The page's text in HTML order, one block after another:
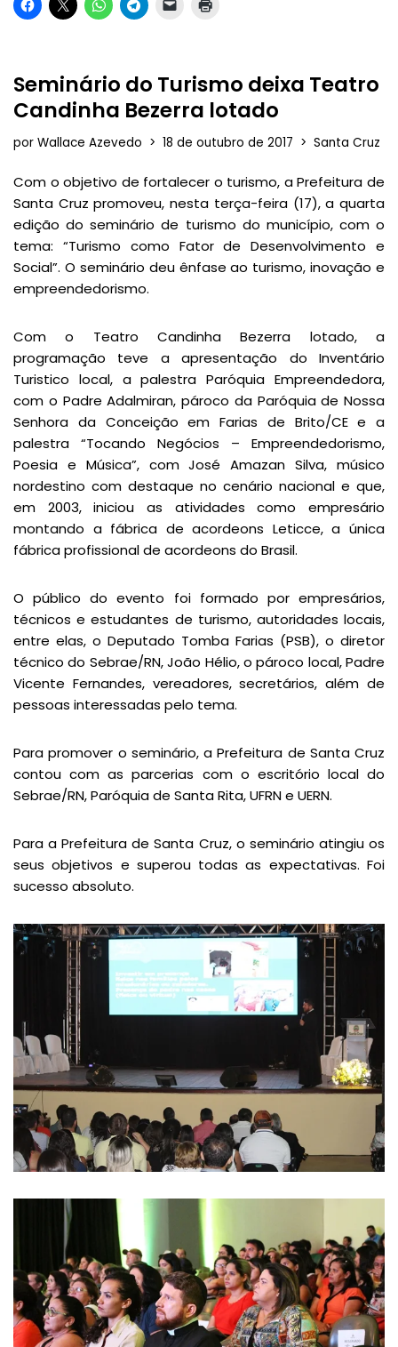
Seminário do Turismo deixa Teatro
Candinha Bezerra lotado
por Wallace Azevedo 18 de outubro de 2017 Santa Cruz
Com o objetivo de fortalecer o turismo, a Prefeitura de
Santa Cruz promoveu, nesta terça-feira (17), a quarta
edição do seminário de turismo do município, com o
tema: “Turismo como Fator de Desenvolvimento e
Social”. O seminário deu ênfase ao turismo, inovação e
empreendedorismo.
Com o Teatro Candinha Bezerra lotado, a
programação teve a apresentação do Inventário
Turistico local, a palestra Paróquia Empreendedora,
com o Padre Adalmiran, pároco da Paróquia de Nossa
Senhora da Conceição em Farias de Brito/CE e a
palestra “Tocando Negócios – Empreendedorismo,
Poesia e Música”, com José Amazan Silva, músico
nordestino com destaque no cenário nacional e que,
em 2003, iniciou as atividades como empresário
montando a fábrica de acordeons Leticce, a única
fábrica profissional de acordeons do Brasil.
O público do evento foi formado por empresários,
técnicos e estudantes de turismo, autoridades locais,
entre elas, o Deputado Tomba Farias (PSB), o diretor
técnico do Sebrae/RN, João Hélio, o pároco local, Padre
Vicente Fernandes, vereadores, secretários, além de
pessoas interessadas pelo tema.
Para promover o seminário, a Prefeitura de Santa Cruz
contou com as parcerias com o escritório local do
Sebrae/RN, Paróquia de Santa Rita, UFRN e UERN.
Para a Prefeitura de Santa Cruz, o seminário atingiu os
seus objetivos e superou todas as expectativas. Foi
sucesso absoluto.